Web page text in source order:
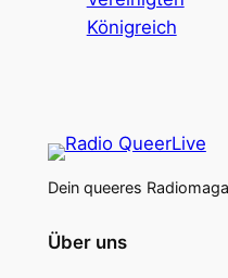
Königreich
Dein queeres
Über uns